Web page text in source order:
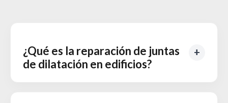
¿Qué es la reparación de juntas
de dilatación en edificios?